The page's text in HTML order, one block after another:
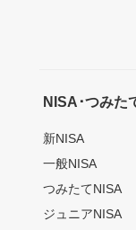
NISA･つみた
新NISA
一般NISA
つみたてNISA
ジュニアNISA